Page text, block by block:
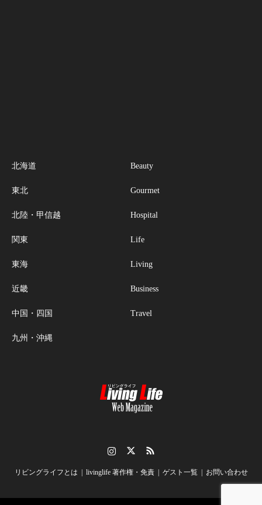
北海道
東北
北陸・甲信越
関東
東海
近畿
中国・四国
九州・沖縄
Beauty
Gourmet
Hospital
Life
Living
Business
Travel
リビングライフとは livinglife 著作権・免責 ゲスト一覧 お問い合わせ